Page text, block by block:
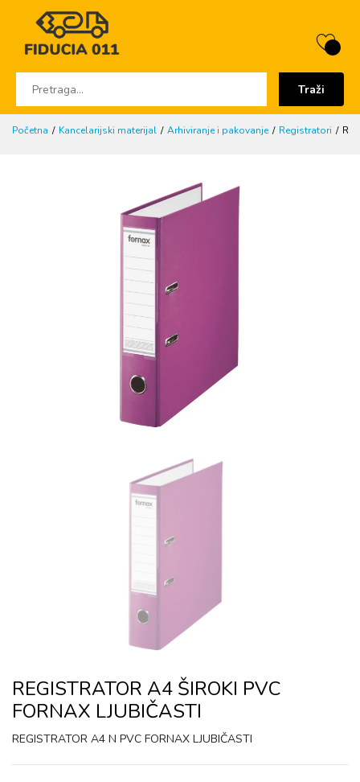
Traži
Početna Kancelarijski materijal Arhiviranje i pakovanje Registratori
REGISTRATOR A4 ŠIROKI PVC
FORNAX LJUBIČASTI
REGISTRATOR A4 N PVC FORNAX LJUBIČASTI